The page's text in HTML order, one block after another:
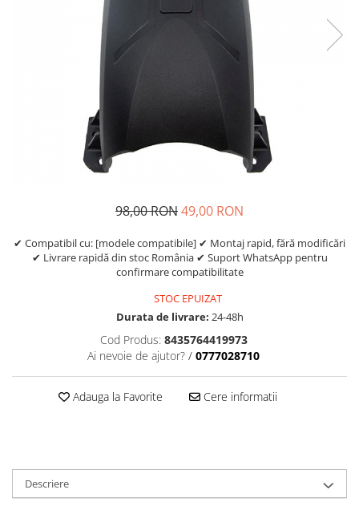
https://www.doctortrotineta.ro/lumini
https://www.doctortrotineta.ro/cadru
Aparatori (aripi)
Cricuri trotineta
98,00 RON49,00 RON
✔ Compatibil cu: [modele compatibile] ✔ Montaj rapid, fără modificări
✔ Livrare rapidă din stoc România ✔ Suport WhatsApp pentru
confirmare compatibilitate
STOC EPUIZAT
Durata de livrare: 24-48h
Cod Produs: 8435764419973
Ai nevoie de ajutor? / 0777028710
Adauga la Favorite Cere informatii
Descriere